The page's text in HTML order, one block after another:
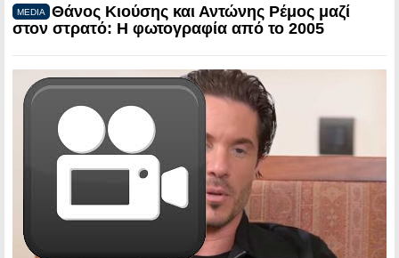
MEDIA
Θάνος Κιούσης και Αντώνης Ρέμος μαζί
στον στρατό: Η φωτογραφία από το 2005